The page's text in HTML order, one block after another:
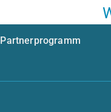
Partnerprogramm